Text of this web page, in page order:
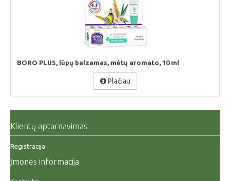
BORO PLUS, lūpų balzamas, mėtų aromato, 10 ml
Plačiau
Klientų aptarnavimas
Registracija
Įmonės informacija